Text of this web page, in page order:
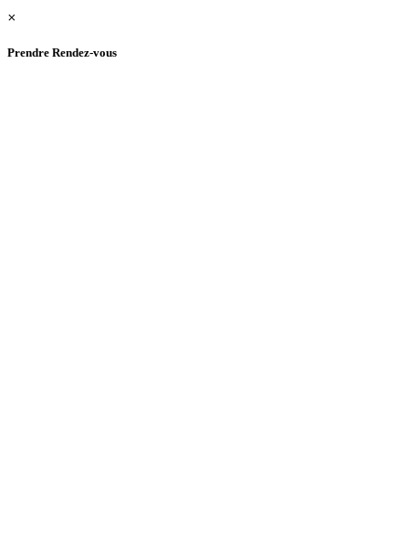
×
Prendre Rendez-vous